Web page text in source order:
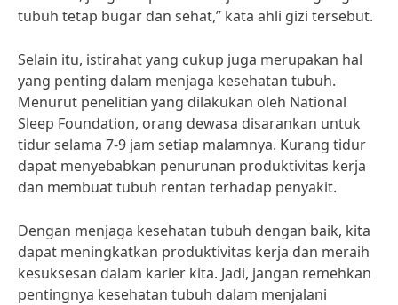
tubuh tetap bugar dan sehat,” kata ahli gizi tersebut.
Selain itu, istirahat yang cukup juga merupakan hal
yang penting dalam menjaga kesehatan tubuh.
Menurut penelitian yang dilakukan oleh National
Sleep Foundation, orang dewasa disarankan untuk
tidur selama 7-9 jam setiap malamnya. Kurang tidur
dapat menyebabkan penurunan produktivitas kerja
dan membuat tubuh rentan terhadap penyakit.
Dengan menjaga kesehatan tubuh dengan baik, kita
dapat meningkatkan produktivitas kerja dan meraih
kesuksesan dalam karier kita. Jadi, jangan remehkan
pentingnya kesehatan tubuh dalam menjalani